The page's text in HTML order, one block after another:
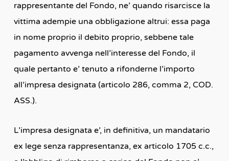
rappresentante del Fondo, ne’ quando risarcisce la
vittima adempie una obbligazione altrui: essa paga
in nome proprio il debito proprio, sebbene tale
pagamento avvenga nell’interesse del Fondo, il
quale pertanto e’ tenuto a rifonderne l’importo
all’impresa designata (articolo 286, comma 2, COD.
ASS.).
L’impresa designata e’, in definitiva, un mandatario
ex lege senza rappresentanza, ex articolo 1705 c.c.,